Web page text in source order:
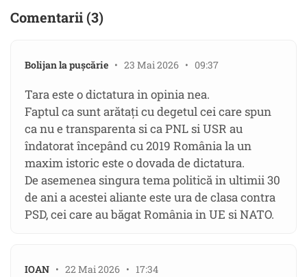
Comentarii (3)
Bolijan la pușcărie • 23 Mai 2026 • 09:37
Tara este o dictatura in opinia nea.
Faptul ca sunt arătați cu degetul cei care spun
ca nu e transparenta si ca PNL si USR au
îndatorat începând cu 2019 România la un
maxim istoric este o dovada de dictatura.
De asemenea singura tema politică in ultimii 30
de ani a acestei aliante este ura de clasa contra
PSD, cei care au băgat România in UE si NATO.
IOAN • 22 Mai 2026 • 17:34